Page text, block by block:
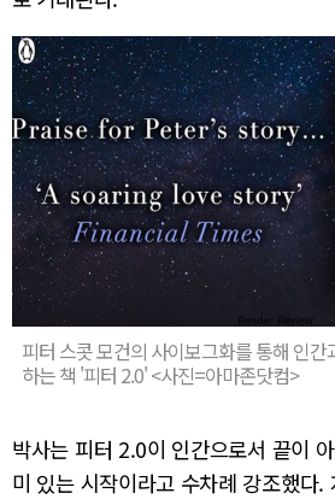
피터 스콧 모건의 사이보그화를 통해 인간
하는 책 '피터 2.0' <사진=아마존닷컴>
박사는 피터 2.0이 인간으로서 끝이
미 있는 시작이라고 수차례 강조했다.